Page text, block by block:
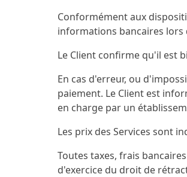
Conformément aux
informations bancaires lors
Le Client confirme qu'il est
En cas d'erreur, ou
paiement. Le Client est
en charge par un
Les prix des Services sont
Toutes taxes, frais
d'exercice du droit de